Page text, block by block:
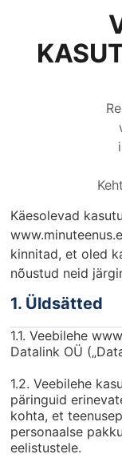
Käesolevad
kinnitad, et oled
nõustud neid
1. Üldsätted
1.1. Veebilehe
Datalink OÜ
1.2. Veebilehe
päringuid
kohta, et
personaalse
eelistustele.